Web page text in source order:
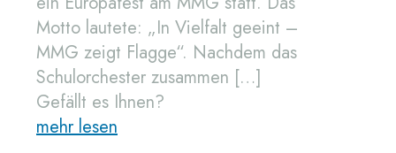
Motto lautete: „In Vielfalt geeint –
MMG zeigt Flagge“. Nachdem das
Schulorchester zusammen […]
Gefällt es Ihnen?
mehr lesen